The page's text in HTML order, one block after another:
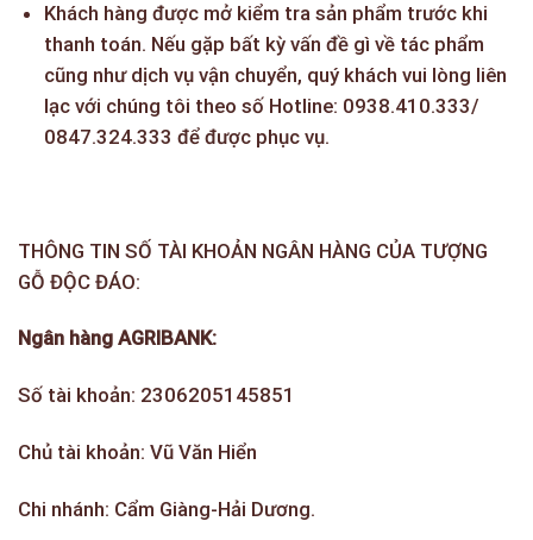
Khách hàng được mở kiểm tra sản phẩm trước khi
thanh toán. Nếu gặp bất kỳ vấn đề gì về tác phẩm
cũng như dịch vụ vận chuyển, quý khách vui lòng liên
lạc với chúng tôi theo số Hotline: 0938.410.333/
0847.324.333 để được phục vụ.
THÔNG TIN SỐ TÀI KHOẢN NGÂN HÀNG CỦA TƯỢNG
GỖ ĐỘC ĐÁO:
Ngân hàng AGRIBANK:
Số tài khoản: 2306205145851
Chủ tài khoản: Vũ Văn Hiển
Chi nhánh: Cẩm Giàng-Hải Dương.